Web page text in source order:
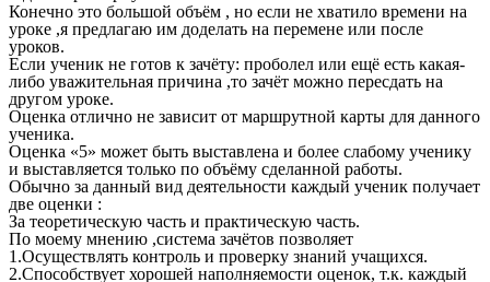
Конечно это большой объём , но если не хватило времени на
уроке ,я предлагаю им доделать на перемене или после
уроков.
Если ученик не готов к зачёту: проболел или ещё есть какая-
либо уважительная причина ,то зачёт можно пересдать на
другом уроке.
Оценка отлично не зависит от маршрутной карты для данного
ученика.
Оценка «5» может быть выставлена и более слабому ученику
и выставляется только по объёму сделанной работы.
Обычно за данный вид деятельности каждый ученик получает
две оценки :
За теоретическую часть и практическую часть.
По моему мнению ,система зачётов позволяет
1.Осуществлять контроль и проверку знаний учащихся.
2.Способствует хорошей наполняемости оценок, т.к. каждый